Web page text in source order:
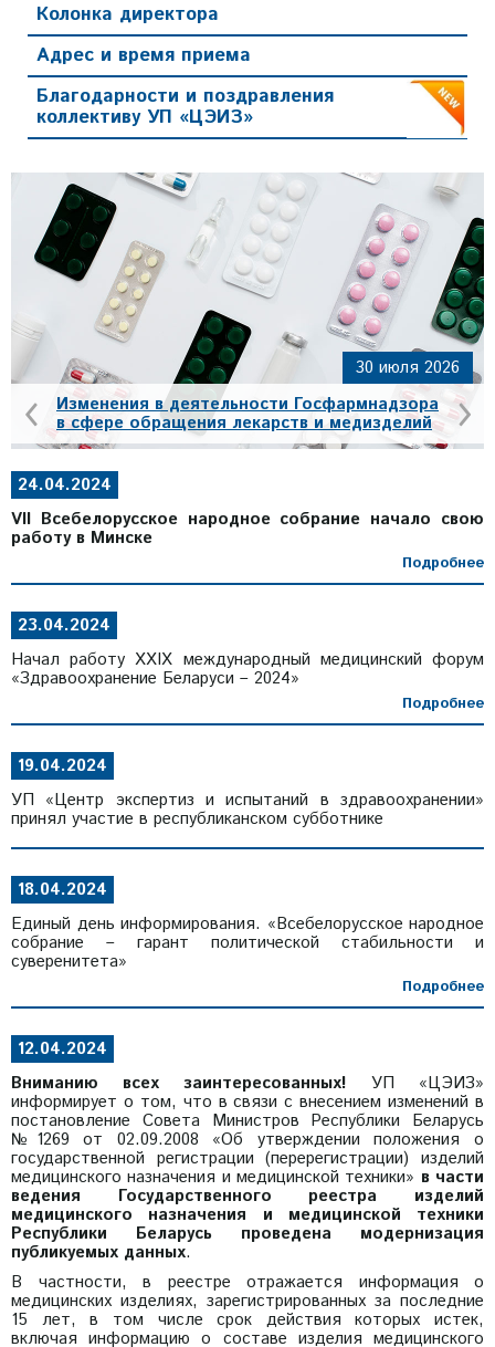
Колонка директора
Адрес и время приема
Благодарности и поздравления
коллективу УП «ЦЭИЗ»
30 июля 2026
‹
Изменения в деятельности Госфармнадзора
в сфере обращения лекарств и медизделий
›
24.04.2024
VII Всебелорусское народное собрание начало свою
работу в Минске
Подробнее
23.04.2024
Начал работу XXIX международный медицинский форум
«Здравоохранение Беларуси – 2024»
Подробнее
19.04.2024
УП «Центр экспертиз и испытаний в здравоохранении»
принял участие в республиканском субботнике
18.04.2024
Единый день информирования. «Всебелорусское народное
собрание – гарант политической стабильности и
суверенитета»
Подробнее
12.04.2024
Вниманию всех заинтересованных! УП «ЦЭИЗ»
информирует о том, что в связи с внесением изменений в
постановление Совета Министров Республики Беларусь
№1269 от 02.09.2008 «Об утверждении положения о
государственной регистрации (перерегистрации) изделий
медицинского назначения и медицинской техники» в части
ведения Государственного реестра изделий
медицинского назначения и медицинской техники
Республики Беларусь проведена модернизация
публикуемых данных.
В частности, в реестре отражается информация о
медицинских изделиях, зарегистрированных за последние
15 лет, в том числе срок действия которых истек,
включая информацию о составе изделия медицинского